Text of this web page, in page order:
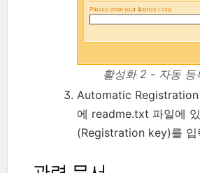
활성화 2 - 자동 등
Automatic
에 readme.txt 파일에
(Registration key)를 입